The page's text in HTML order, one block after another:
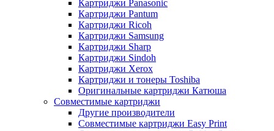
Картриджи Panasonic
Картриджи Pantum
Картриджи Ricoh
Картриджи Samsung
Картриджи Sharp
Картриджи Sindoh
Картриджи Xerox
Картриджи и тонеры Toshiba
Оригинальные картриджи Катюша
Совместимые картриджи
Другие производители
Совместимые картриджи Easy Print